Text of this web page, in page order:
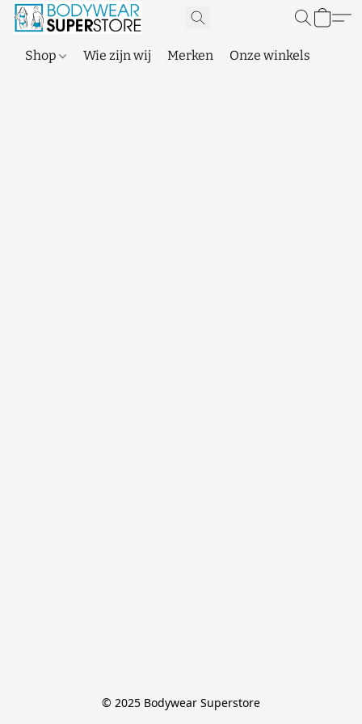
Shop Wie zijn wij Merken Onze winkels
© 2025 Bodywear Superstore